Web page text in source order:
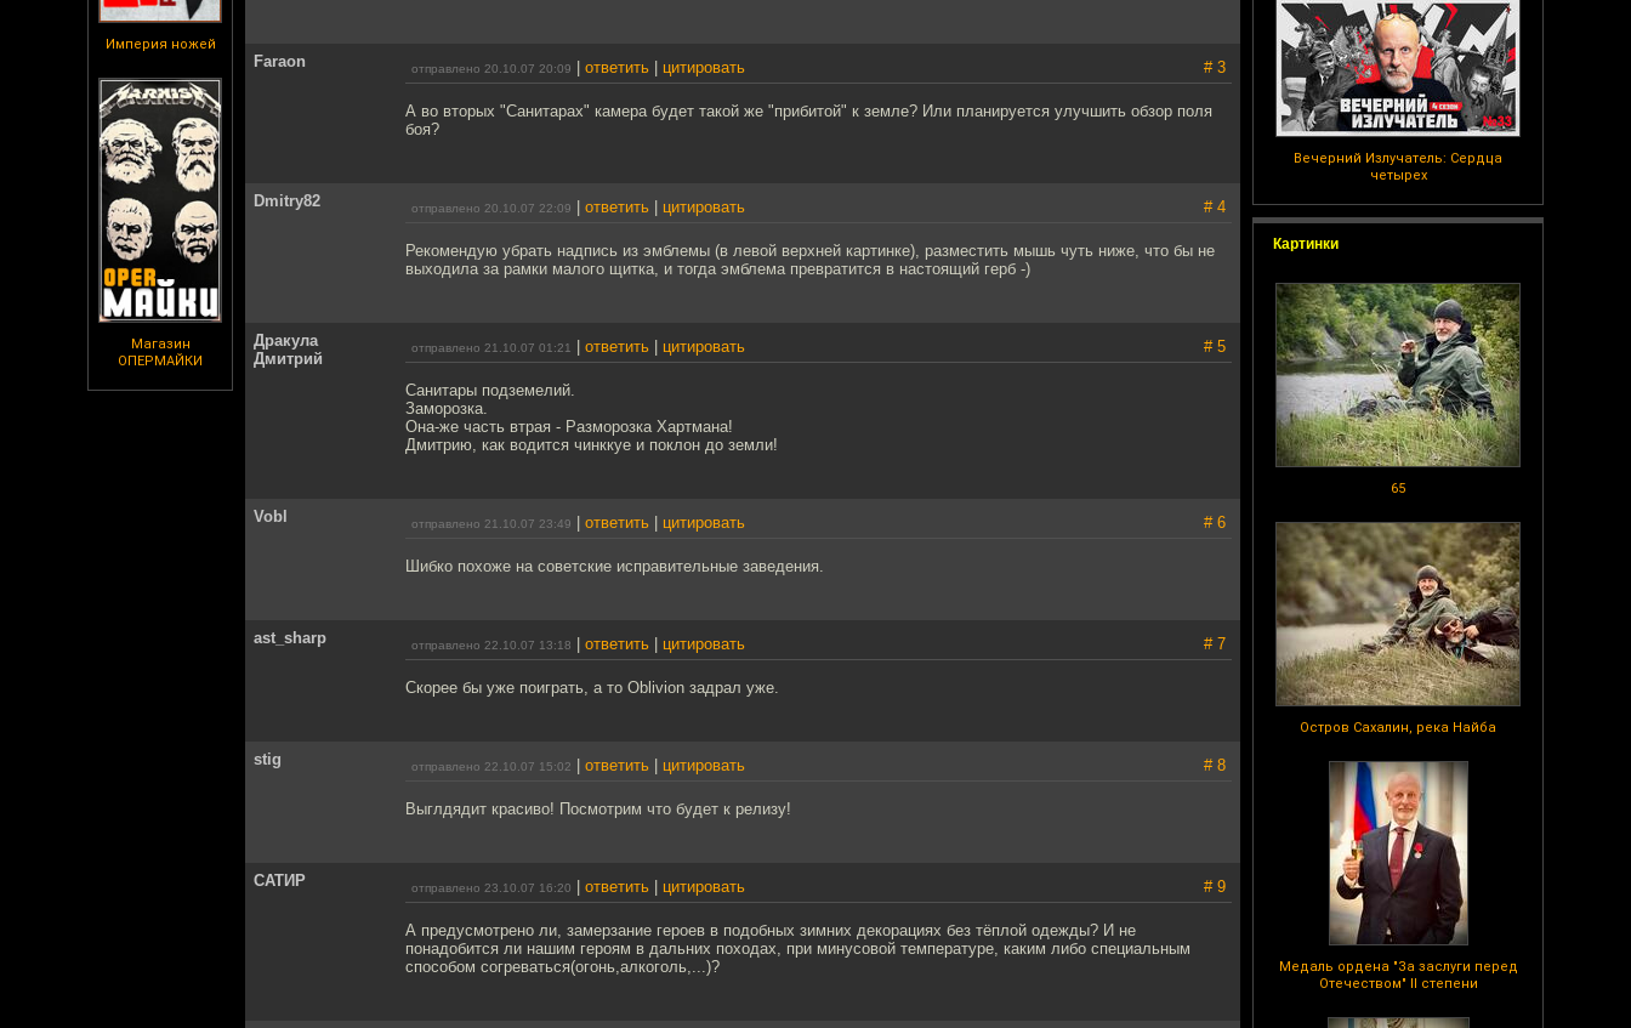
Империя ножей
Магазин
ОПЕРМАЙКИ
Вечерний Излучатель: Сердца
четырех
Картинки
65
Остров Сахалин, река Найба
Медаль ордена "За заслуги перед
Отечеством" II степени
Faraon отправлено 20.10.07 20:09 ответить цитировать # 3
А во вторых "Санитарах" камера будет такой же "прибитой" к земле? Или планируется улучшить обзор поля
боя?
Dmitry82 отправлено 20.10.07 22:09 ответить цитировать # 4
Рекомендую убрать надпись из эмблемы (в левой верхней картинке), разместить мышь чуть ниже, что бы не
выходила за рамки малого щитка, и тогда эмблема превратится в настоящий герб -)
Дракула
Дмитрий
отправлено 21.10.07 01:21 ответить цитировать # 5
Санитары подземелий.
Заморозка.
Она-же часть втрая - Разморозка Хартмана!
Дмитрию, как водится чинккуе и поклон до земли!
Vobl отправлено 21.10.07 23:49 ответить цитировать # 6
Шибко похоже на советские исправительные заведения.
ast_sharp отправлено 22.10.07 13:18 ответить цитировать # 7
Скорее бы уже поиграть, а то Oblivion задрал уже.
stig отправлено 22.10.07 15:02 ответить цитировать # 8
Выглдядит красиво! Посмотрим что будет к релизу!
САТИР отправлено 23.10.07 16:20 ответить цитировать # 9
А предусмотрено ли, замерзание героев в подобных зимних декорациях без тёплой одежды? И не
понадобится ли нашим героям в дальних походах, при минусовой температуре, каким либо специальным
способом согреваться(огонь,алкоголь,...)?